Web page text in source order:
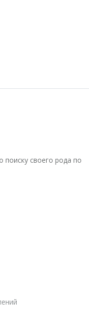
поиску своего рода по